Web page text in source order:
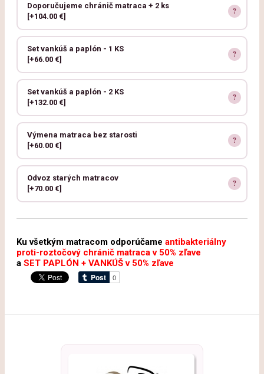
Doporučujeme chránič matraca + 2 ks
[+104.00 €]
Set vankúš a paplón - 1 KS
[+66.00 €]
Set vankúš a paplón - 2 KS
[+132.00 €]
Výmena matraca bez starosti
[+60.00 €]
Odvoz starých matracov
[+70.00 €]
Ku všetkým matracom odporúčame antibakteriálny
proti-roztočový chránič matraca v 50% zľave
a SET PAPLÓN + VANKÚŠ v 50% zľave